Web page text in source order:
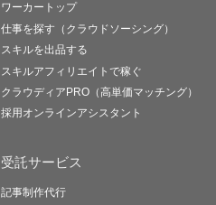
ワーカートップ
仕事を探す（クラウドソーシング）
スキルを出品する
スキルアフィリエイトで稼ぐ
クラウディアPRO（高単価マッチング）
採用オンラインアシスタント
受託サービス
記事制作代行